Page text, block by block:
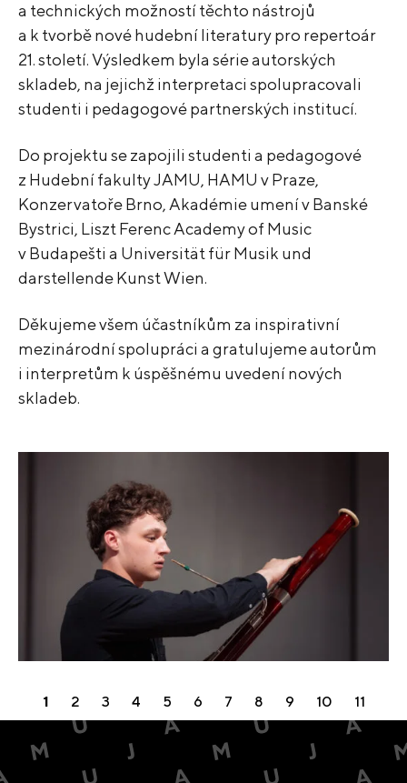
a technických možností těchto nástrojů
a k tvorbě nové hudební literatury pro repertoár
21. století. Výsledkem byla série autorských
skladeb, na jejichž interpretaci spolupracovali
studenti i pedagogové partnerských institucí.
Do projektu se zapojili studenti a pedagogové
z Hudební fakulty JAMU, HAMU v Praze,
Konzervatoře Brno, Akadémie umení v Banské
Bystrici, Liszt Ferenc Academy of Music
v Budapešti a Universität für Musik und
darstellende Kunst Wien.
Děkujeme všem účastníkům za inspirativní
mezinárodní spolupráci a gratulujeme autorům
i interpretům k úspěšnému uvedení nových
skladeb.
1 2 3 4 5 6 7 8 9 10 11